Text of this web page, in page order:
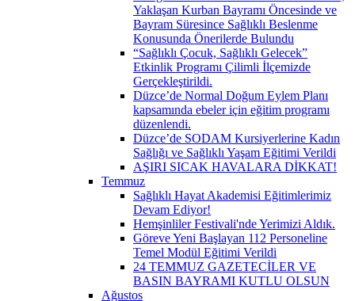
Yaklaşan Kurban Bayramı Öncesinde ve
Bayram Süresince Sağlıklı Beslenme
Konusunda Önerilerde Bulundu
“Sağlıklı Çocuk, Sağlıklı Gelecek”
Etkinlik Programı Çilimli İlçemizde
Gerçekleştirildi.
Düzce’de Normal Doğum Eylem Planı
kapsamında ebeler için eğitim programı
düzenlendi.
Düzce’de SODAM Kursiyerlerine Kadın
Sağlığı ve Sağlıklı Yaşam Eğitimi Verildi
AŞIRI SICAK HAVALARA DİKKAT!
Temmuz
Sağlıklı Hayat Akademisi Eğitimlerimiz
Devam Ediyor!
Hemşinliler Festivali'nde Yerimizi Aldık.
Göreve Yeni Başlayan 112 Personeline
Temel Modül Eğitimi Verildi
24 TEMMUZ GAZETECİLER VE
BASIN BAYRAMI KUTLU OLSUN
Ağustos